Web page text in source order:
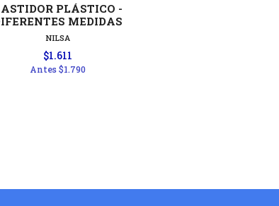
PLÁSTICO -
MEDIDAS
NILSA
$1.611
Antes$1.790